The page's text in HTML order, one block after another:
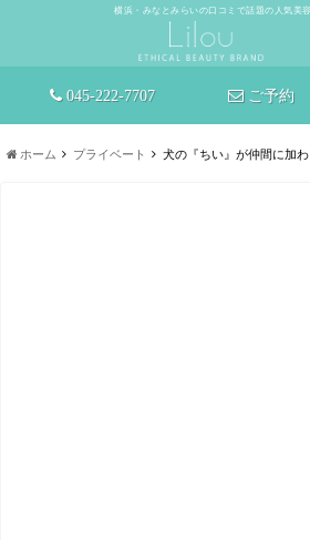
横浜・みなとみらいの口コミで話題の人気美
ご予約
045-222-7707
ホーム プライベート 犬の『ちい』が仲間に加わ